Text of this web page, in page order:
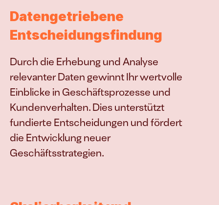
Datengetriebene
Entscheidungsfindung
Durch die Erhebung und Analyse
relevanter Daten gewinnt Ihr wertvolle
Einblicke in Geschäftsprozesse und
Kundenverhalten. Dies unterstützt
fundierte Entscheidungen und fördert
die Entwicklung neuer
Geschäftsstrategien.